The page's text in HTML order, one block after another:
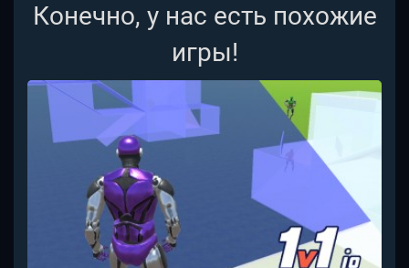
Конечно, у нас есть похожие
игры!